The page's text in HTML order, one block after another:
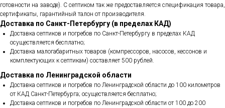
готовности на заводе). С септиком так же предоставляется спецификация товара,
сертификаты, гарантийный талон от производителя.
Доставка по Санкт-Петербургу (в пределах КАД)
Доставка септиков и погребов по Санкт-Петербургу в пределах КАД
осуществляется бесплатно;
Доставка малогабаритных товаров (компрессоров, насосов, кессонов и
комплектующих к септикам) составляет 500 рублей.
Доставка по Ленинградской области
Доставка септиков и погребов по Ленинградской области до 100 километров
от КАД Санкт-Петербурга; осуществляется бесплатно;
Доставка септиков и погребов по Ленинградской области от 100 до 200